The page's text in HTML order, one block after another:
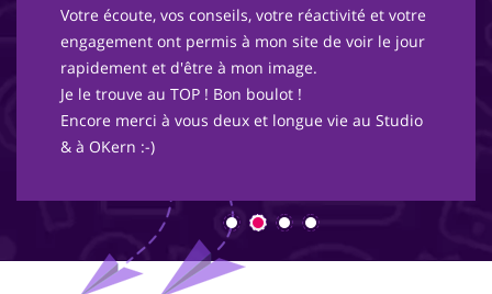
Votre écoute, vos conseils, votre réactivité et votre
engagement ont permis à mon site de voir le jour
rapidement et d'être à mon image.
Je le trouve au TOP ! Bon boulot !
Encore merci à vous deux et longue vie au Studio
& à OKern :-)